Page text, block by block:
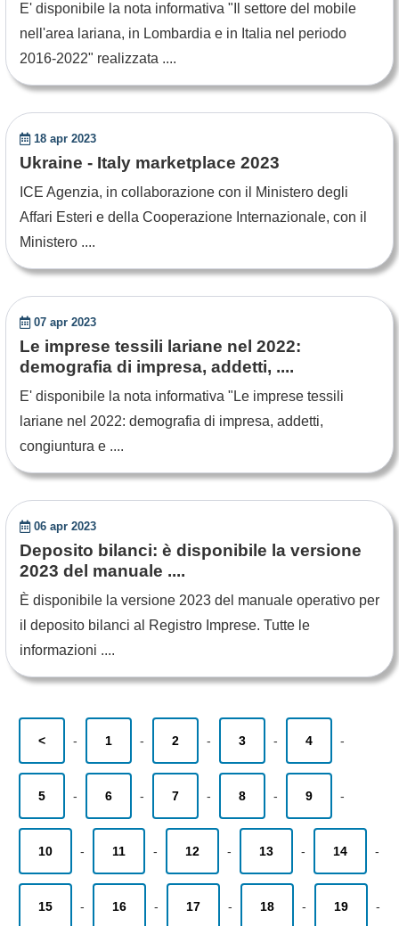
E' disponibile la nota informativa "Il settore del mobile
nell'area lariana, in Lombardia e in Italia nel periodo
2016-2022" realizzata ....
18 apr 2023
Ukraine - Italy marketplace 2023
ICE Agenzia, in collaborazione con il Ministero degli
Affari Esteri e della Cooperazione Internazionale, con il
Ministero ....
07 apr 2023
Le imprese tessili lariane nel 2022:
demografia di impresa, addetti, ....
E' disponibile la nota informativa "Le imprese tessili
lariane nel 2022: demografia di impresa, addetti,
congiuntura e ....
06 apr 2023
Deposito bilanci: è disponibile la versione
2023 del manuale ....
È disponibile la versione 2023 del manuale operativo per
il deposito bilanci al Registro Imprese. Tutte le
informazioni ....
< - 1 - 2 - 3 - 4 -
5 - 6 - 7 - 8 - 9 -
10 - 11 - 12 - 13 - 14 -
15 - 16 - 17 - 18 - 19 -